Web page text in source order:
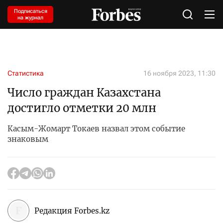
Подписаться
на журнал
Статистика 16 ноября 2023, 11:30
Число граждан Казахстана
достигло отметки 20 млн
Касым-Жомарт Токаев назвал этом событие
знаковым
Редакция Forbes.kz